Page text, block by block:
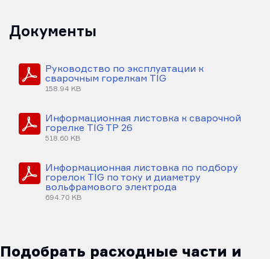
Документы
Руководство по эксплуатации к
сварочным горелкам TIG
158.94 KB
Информационная листовка к сварочной
горелке TIG TP 26
518.60 KB
Информационная листовка по подбору
горелок TIG по току и диаметру
вольфрамового электрода
694.70 KB
Подобрать расходные части и